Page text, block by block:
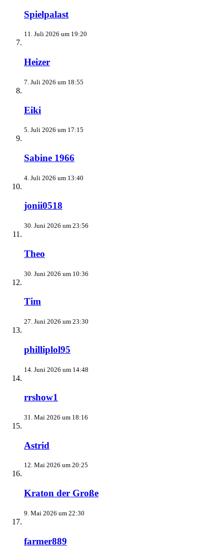
Spielpalast
11. Juli 2026 um 19:20
Heizer
7. Juli 2026 um 18:55
Eiki
5. Juli 2026 um 17:15
Sabine 1966
4. Juli 2026 um 13:40
jonii0518
30. Juni 2026 um 23:56
Theo
30. Juni 2026 um 10:36
Tim
27. Juni 2026 um 23:30
philliplol95
14. Juni 2026 um 14:48
rrshow1
31. Mai 2026 um 18:16
Astrid
12. Mai 2026 um 20:25
Kraton der Große
9. Mai 2026 um 22:30
farmer889